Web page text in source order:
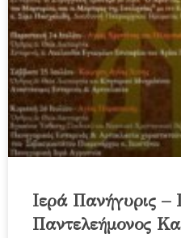
Ιερά Πανήγυρις –
Παντελεήμονος